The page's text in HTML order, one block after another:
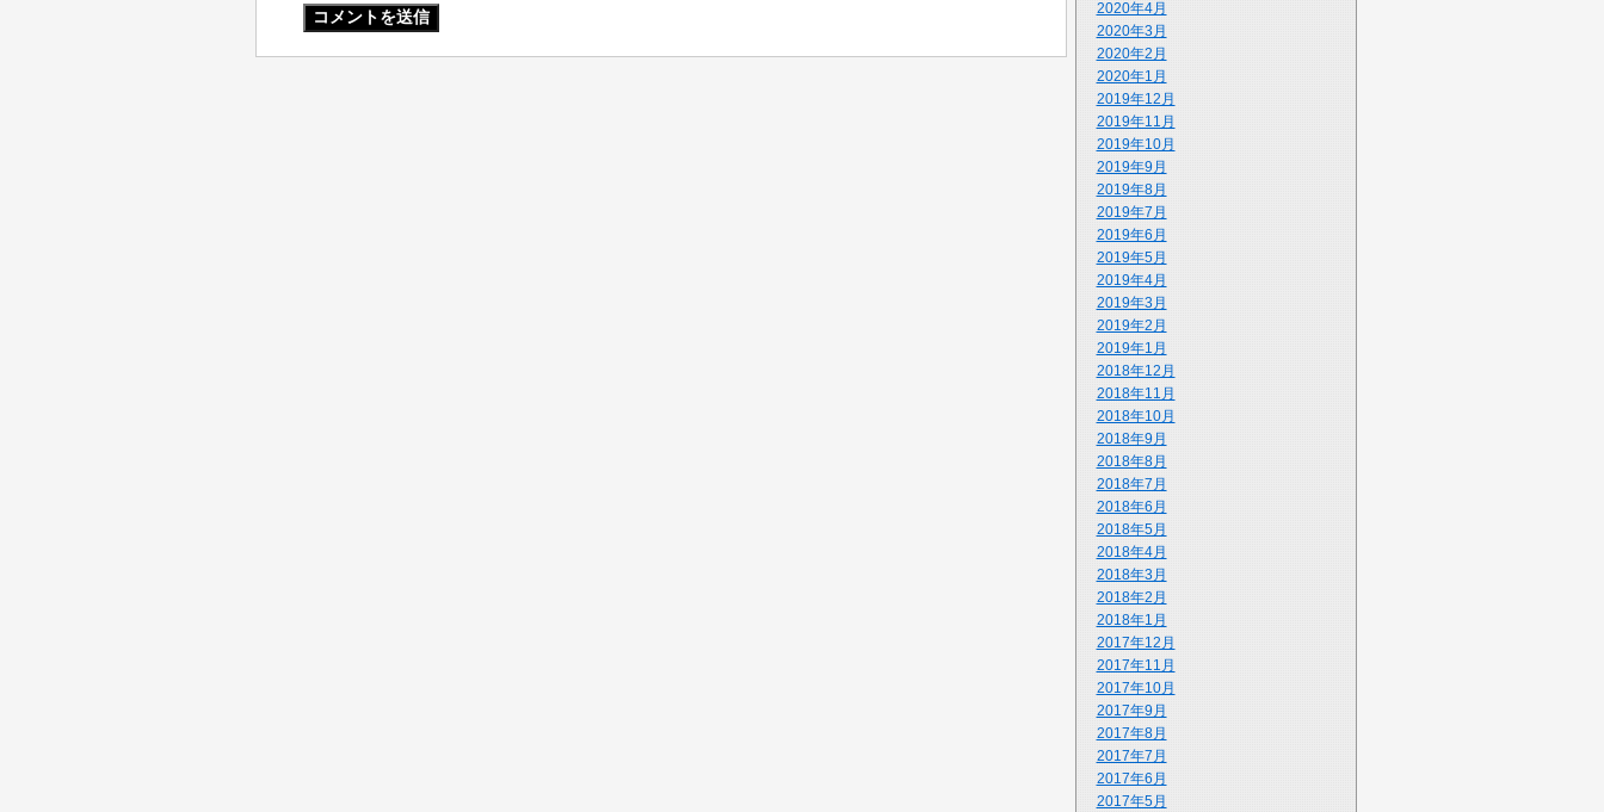
2020年4月
2020年3月
2020年2月
2020年1月
2019年12月
2019年11月
2019年10月
2019年9月
2019年8月
2019年7月
2019年6月
2019年5月
2019年4月
2019年3月
2019年2月
2019年1月
2018年12月
2018年11月
2018年10月
2018年9月
2018年8月
2018年7月
2018年6月
2018年5月
2018年4月
2018年3月
2018年2月
2018年1月
2017年12月
2017年11月
2017年10月
2017年9月
2017年8月
2017年7月
2017年6月
2017年5月